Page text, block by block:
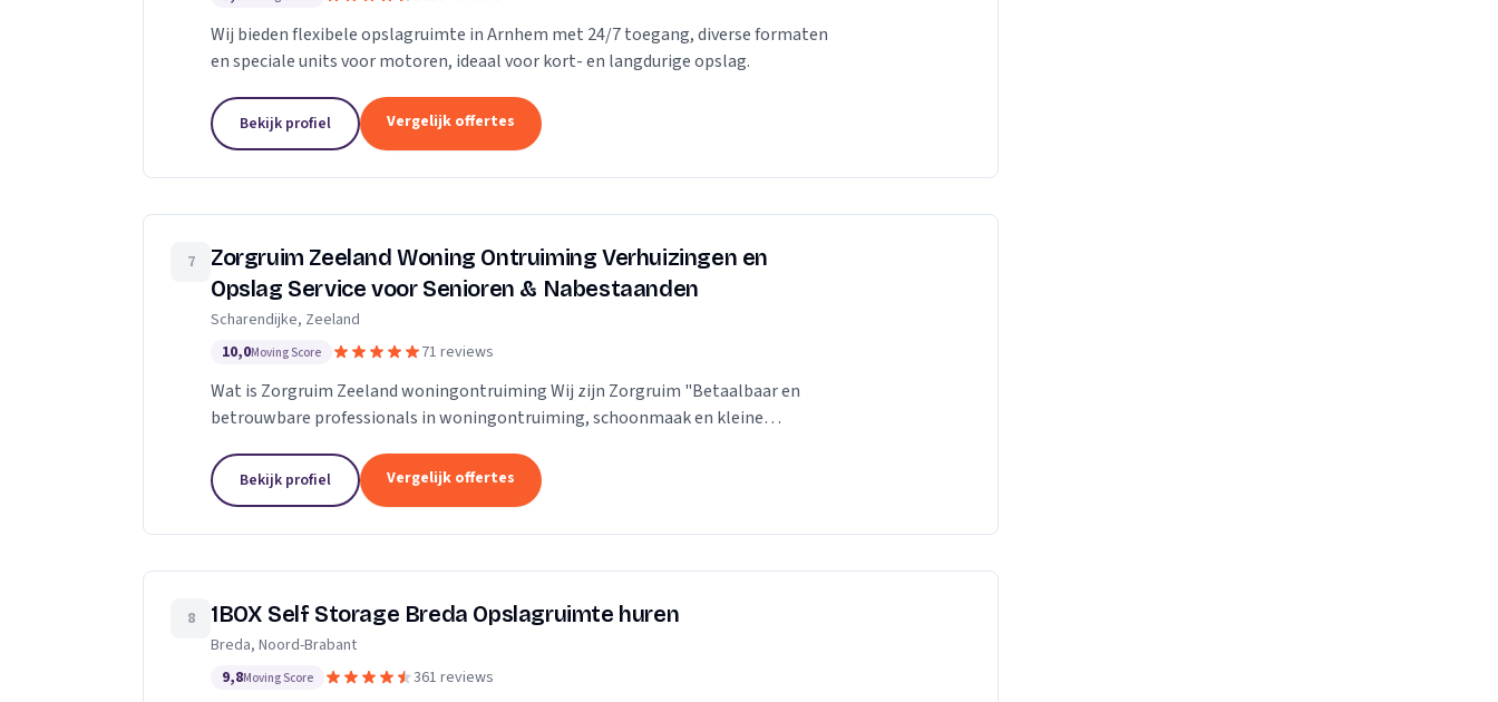
Wij bieden flexibele opslagruimte in Arnhem met 24/7 toegang, diverse formaten
en speciale units voor motoren, ideaal voor kort- en langdurige opslag.
Bekijk profiel Vergelijk offertes
7
Zorgruim Zeeland Woning Ontruiming Verhuizingen en
Opslag Service voor Senioren & Nabestaanden
Scharendijke, Zeeland
10,0Moving Score 71 reviews
Wat is Zorgruim Zeeland woningontruiming Wij zijn Zorgruim "Betaalbaar en
betrouwbare professionals in woningontruiming, schoonmaak en kleine
Bekijk profiel Vergelijk offertes
8 1BOX Self Storage Breda Opslagruimte huren
Breda, Noord-Brabant
9,8Moving Score 361 reviews